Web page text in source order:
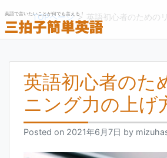
to
content
英語で言いたいことが何でも言える！
TOPページ> 英語初心者のための
英語初心者のた
ニング力の上
Posted on 2021年6月7日 by